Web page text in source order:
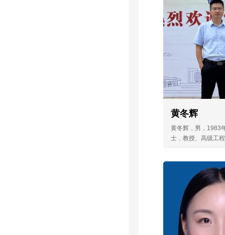
人。主要从事土动
震减灾方面的研究
自然科学基金1项，
金1项，中国博士
等资助）1项，江
研究面上项目1项。
市科技进...
左熹，男，1982
博士，教授，硕
年被评为江苏省
年骨干教师，
省“333工程”高
象，2021年被评
程”中青年学术带
面的研究工作。
科学基金1项，江
自然科学研究面
2015年度南京市
黄冬辉
黄冬辉，男，1983
士，教授、高级工
学基金委访问学者
工程优秀青年骨干
系统师德先进个人
混凝土温度裂缝控
仿真分析。主持国
目1项、江苏省自
项、江苏省高校自
黄冬辉
黄冬辉，男，
学博士，教授、
士生导师。现为